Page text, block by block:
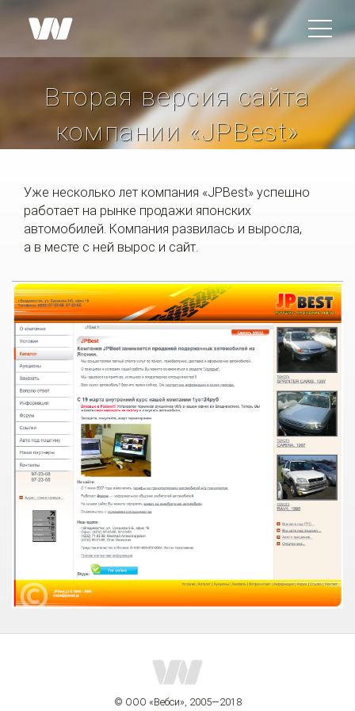
Вторая версия сайта
компании «JPBest»
Уже несколько лет компания «JPBest» успешно
работает на рынке продажи японских
автомобилей. Компания развилась и выросла,
а в месте с ней вырос и сайт.
© ООО «Вебси», 2005—2018